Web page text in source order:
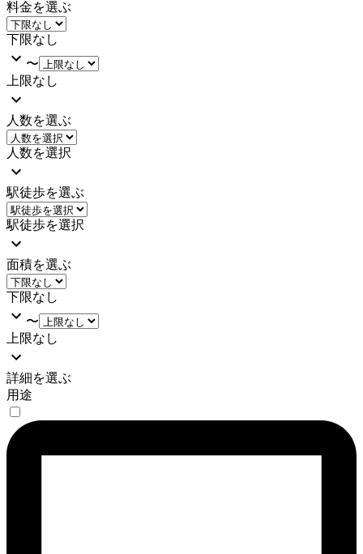
料金を選ぶ
下限なし
〜
上限なし
人数を選ぶ
人数を選択
駅徒歩を選ぶ
駅徒歩を選択
面積を選ぶ
下限なし
〜
上限なし
詳細を選ぶ
用途